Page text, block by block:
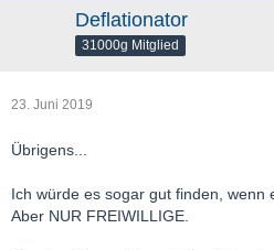
Deflationator
31000g Mitglied
23. Juni 2019
Übrigens...
Ich würde es sogar gut finden, wenn
Aber NUR FREIWILLIGE.